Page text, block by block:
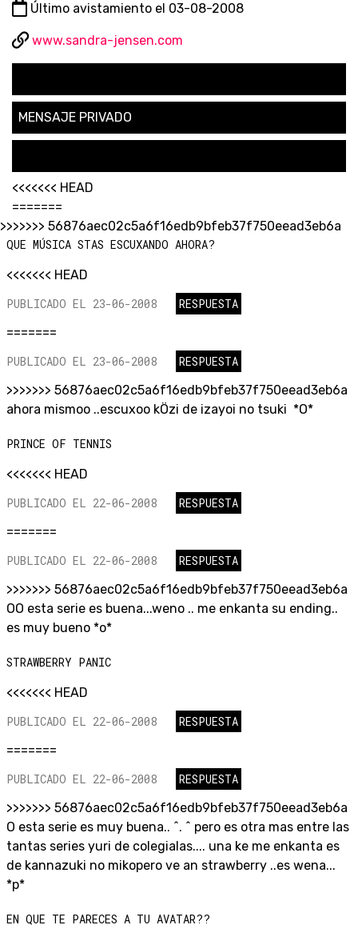
Último avistamiento el 03-08-2008
www.sandra-jensen.com
MENSAJE PRIVADO
<<<<<<< HEAD
=======
>>>>>>> 56876aec02c5a6f16edb9bfeb37f750eead3eb6a
QUE MÚSICA STAS ESCUXANDO AHORA?
<<<<<<< HEAD
PUBLICADO EL 23-06-2008
RESPUESTA
=======
PUBLICADO EL 23-06-2008
RESPUESTA
>>>>>>> 56876aec02c5a6f16edb9bfeb37f750eead3eb6a
ahora mismoo ..escuxoo kÖzi de izayoi no tsuki *O*
PRINCE OF TENNIS
<<<<<<< HEAD
PUBLICADO EL 22-06-2008
RESPUESTA
=======
PUBLICADO EL 22-06-2008
RESPUESTA
>>>>>>> 56876aec02c5a6f16edb9bfeb37f750eead3eb6a
OO esta serie es buena...weno .. me enkanta su ending..
es muy bueno *o*
STRAWBERRY PANIC
<<<<<<< HEAD
PUBLICADO EL 22-06-2008
RESPUESTA
=======
PUBLICADO EL 22-06-2008
RESPUESTA
>>>>>>> 56876aec02c5a6f16edb9bfeb37f750eead3eb6a
O esta serie es muy buena.. ^. ^ pero es otra mas entre las
tantas series yuri de colegialas.... una ke me enkanta es
de kannazuki no mikopero ve an strawberry ..es wena...
*p*
EN QUE TE PARECES A TU AVATAR??